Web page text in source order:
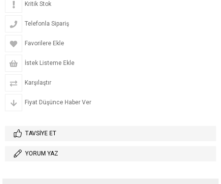
Kritik Stok
Telefonla Sipariş
Favorilere Ekle
İstek Listeme Ekle
Karşılaştır
Fiyat Düşünce Haber Ver
TAVSIYE ET
YORUM YAZ